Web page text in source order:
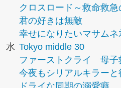
クロスロード～救命救急
君の好きは無敵
幸せになりたいマサムネ
水 Tokyo middle 30
ファーストクライ 母子
今夜もシリアルキラー
ドライな同期の溺愛癖